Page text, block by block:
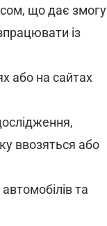
що дає змогу
із
або на сайтах
ввозяться або
та